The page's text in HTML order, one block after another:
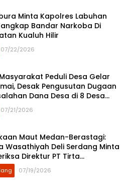
Minta Kapolres Labuhan
Bandar Narkoba Di
Kualuh Hilir
07/22/2026
Peduli Desa Gelar
Desak Pengusutan Dugaan
Dana Desa di 8 Desa
Tebing Tinggi
07/21/2026
Maut Medan-Berastagi:
Wasathiyah Deli Serdang Minta
Direktur PT Tirta
07/19/2026